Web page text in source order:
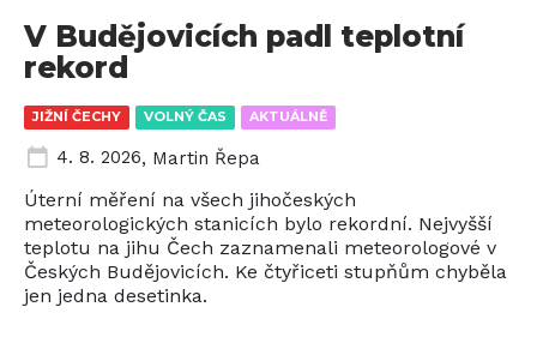
JIŽNÍ ČECHY VOLNÝ ČAS AKTUÁLNĚ
V Budějovicích padl teplotní
rekord
4. 8. 2026, Martin Řepa
Úterní měření na všech jihočeských
meteorologických stanicích bylo rekordní. Nejvyšší
teplotu na jihu Čech zaznamenali meteorologové v
Českých Budějovicích. Ke čtyřiceti stupňům chyběla
jen jedna desetinka.